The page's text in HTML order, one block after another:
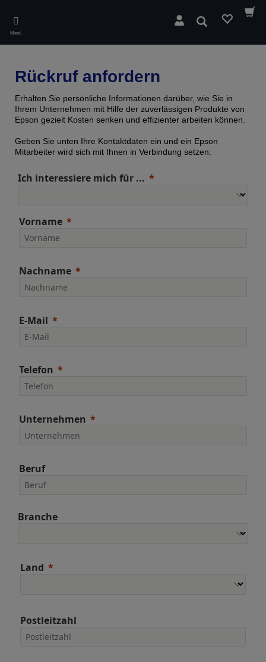
main
content
Menü
Suchen
Rückruf anfordern
Erhalten Sie persönliche Informationen darüber, wie Sie in
Ihrem Unternehmen mit Hilfe der zuverlässigen Produkte von
Epson gezielt Kosten senken und effizienter arbeiten können.
Geben Sie unten Ihre Kontaktdaten ein und ein Epson
Mitarbeiter wird sich mit Ihnen in Verbindung setzen:
Ich interessiere mich für ...
Vorname
Nachname
E-Mail
Telefon
Unternehmen
Beruf
Branche
Land
Postleitzahl